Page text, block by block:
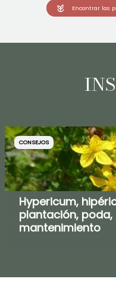
Encontrar las
CONSEJOS
Hypericum,
plantación, poda,
mantenimiento